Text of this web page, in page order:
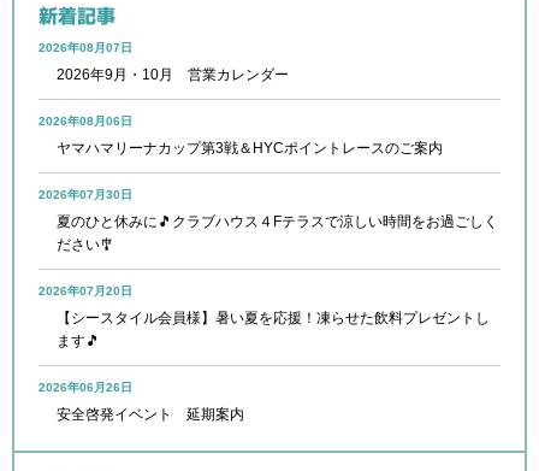
新着記事
2026年08月07日
2026年9月・10月 営業カレンダー
2026年08月06日
ヤマハマリーナカップ第3戦＆HYCポイントレースのご案内
2026年07月30日
夏のひと休みに🎵クラブハウス４Fテラスで涼しい時間をお過ごしく
ださい🎐
2026年07月20日
【シースタイル会員様】暑い夏を応援！凍らせた飲料プレゼントし
ます🎵
2026年06月26日
安全啓発イベント 延期案内